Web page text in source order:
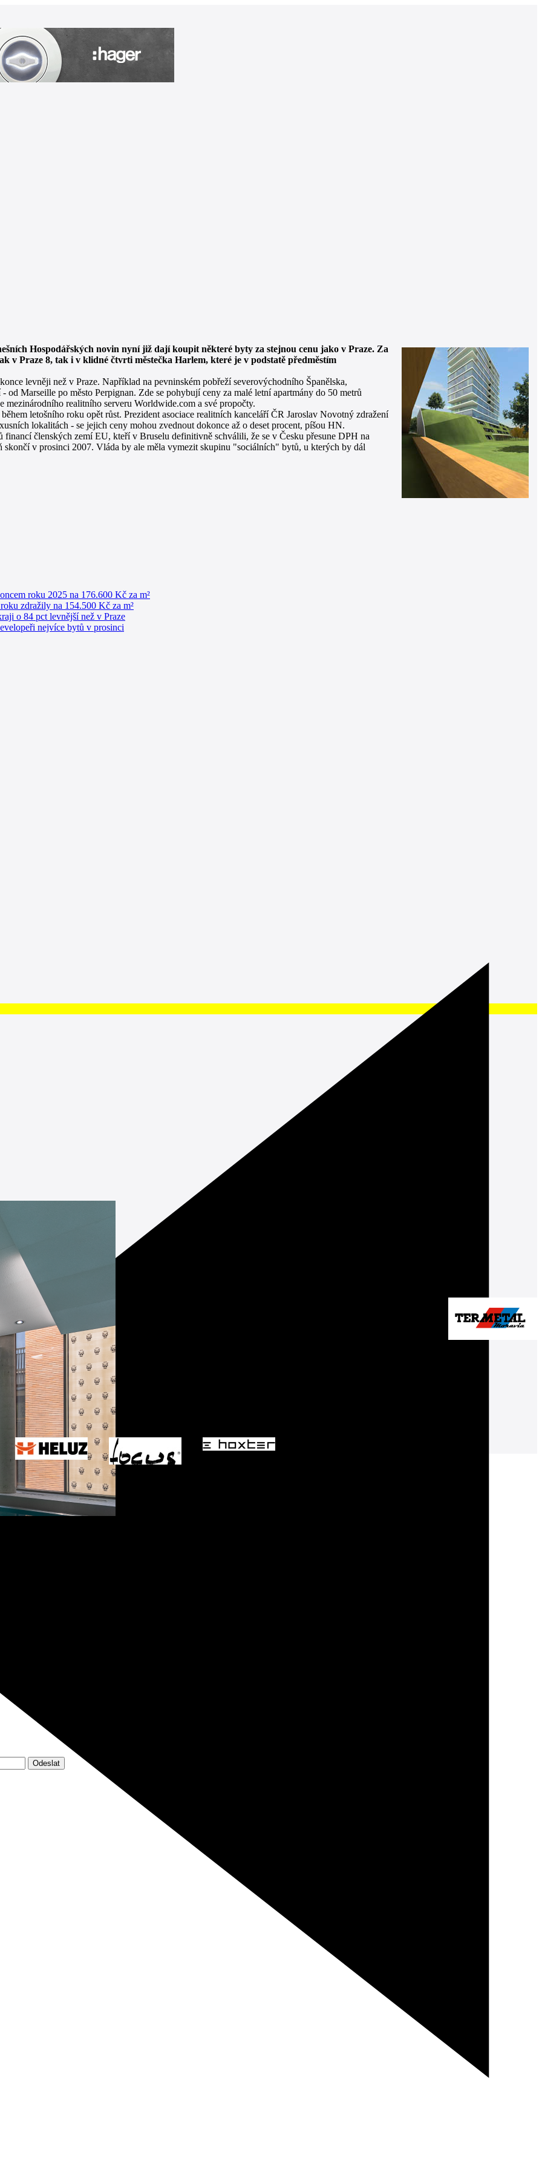
Hospodářských novin nyní již dají koupit některé byty za stejnou cenu jako v Praze. Za
Praze 8, tak i v klidné čtvrti městečka Harlem, které je v podstatě předměstím
levněji než v Praze. Například na pevninském pobřeží severovýchodního Španělska,
Marseille po město Perpignan. Zde se pohybují ceny za malé letní apartmány do 50 metrů
realitního serveru Worldwide.com a své propočty.
letošního roku opět růst. Prezident asociace realitních kanceláří ČR Jaroslav Novotný zdražení
lokalitách - se jejich ceny mohou zvednout dokonce až o deset procent, píšou HN.
členských zemí EU, kteří v Bruselu definitivně schválili, že se v Česku přesune DPH na
skončí v prosinci 2007. Vláda by ale měla vymezit skupinu "sociálních" bytů, u kterých by dál
roku 2025 na 176.600 Kč za m²
zdražily na 154.500 Kč za m²
o 84 pct levnější než v Praze
nejvíce bytů v prosinci